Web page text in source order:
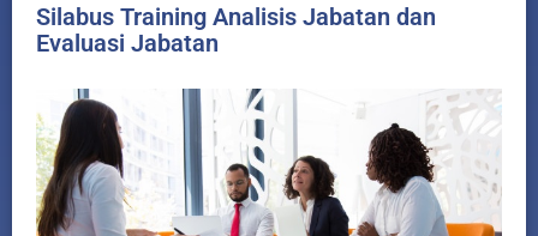
Silabus Training Analisis Jabatan dan
Evaluasi Jabatan